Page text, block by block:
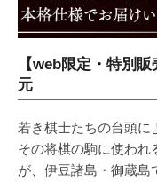
【web限定・特別
元
若き棋士たちの台頭に
その将棋の駒に使われ
が、伊豆諸島・御蔵島